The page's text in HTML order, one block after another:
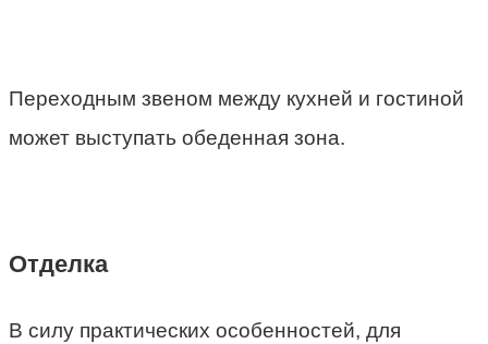
Переходным звеном между кухней и гостиной
может выступать обеденная зона.
Отделка
В силу практических особенностей, для